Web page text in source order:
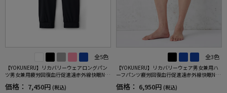
全5色
【YOKUNERU】リカバリーウェアロングパン
ツ男女兼用疲労回復血行促進遠赤外線快眠NA
価格： 7,450円 (税込)
全3色
【YOKUNERU】リカバリーウェア男女兼用ハ
ーフパンツ疲労回復血行促進遠赤外線快眠NA
価格： 6,950円 (税込)